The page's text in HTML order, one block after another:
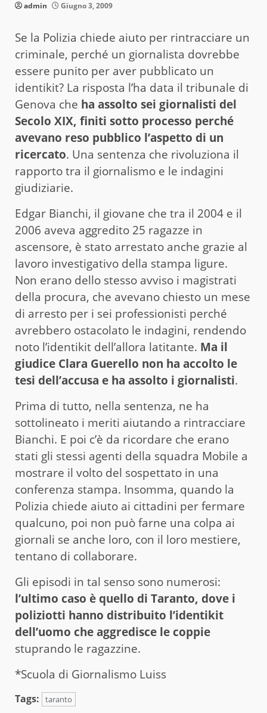
admin Giugno 3, 2009
Se la Polizia chiede aiuto per rintracciare un
criminale, perché un giornalista dovrebbe
essere punito per aver pubblicato un
identikit? La risposta l’ha data il tribunale di
Genova che ha assolto sei giornalisti del
Secolo XIX, finiti sotto processo perché
avevano reso pubblico l’aspetto di un
ricercato. Una sentenza che rivoluziona il
rapporto tra il giornalismo e le indagini
giudiziarie.
Edgar Bianchi, il giovane che tra il 2004 e il
2006 aveva aggredito 25 ragazze in
ascensore, è stato arrestato anche grazie al
lavoro investigativo della stampa ligure.
Non erano dello stesso avviso i magistrati
della procura, che avevano chiesto un mese
di arresto per i sei professionisti perché
avrebbero ostacolato le indagini, rendendo
noto l’identikit dell’allora latitante. Ma il
giudice Clara Guerello non ha accolto le
tesi dell’accusa e ha assolto i giornalisti.
Prima di tutto, nella sentenza, ne ha
sottolineato i meriti aiutando a rintracciare
Bianchi. E poi c’è da ricordare che erano
stati gli stessi agenti della squadra Mobile a
mostrare il volto del sospettato in una
conferenza stampa. Insomma, quando la
Polizia chiede aiuto ai cittadini per fermare
qualcuno, poi non può farne una colpa ai
giornali se anche loro, con il loro mestiere,
tentano di collaborare.
Gli episodi in tal senso sono numerosi:
l’ultimo caso è quello di Taranto, dove i
poliziotti hanno distribuito l’identikit
dell’uomo che aggredisce le coppie
stuprando le ragazzine.
*Scuola di Giornalismo Luiss
Tags: taranto